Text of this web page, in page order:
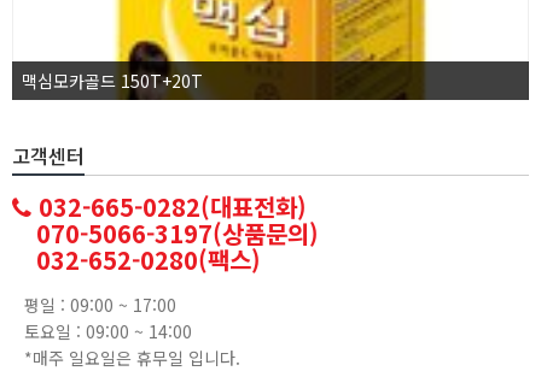
맥심모카골드 150T+20T
고객센터
032-665-0282(대표전화)
070-5066-3197(상품문의)
032-652-0280(팩스)
평일 : 09:00 ~ 17:00
토요일 : 09:00 ~ 14:00
*매주 일요일은 휴무일 입니다.